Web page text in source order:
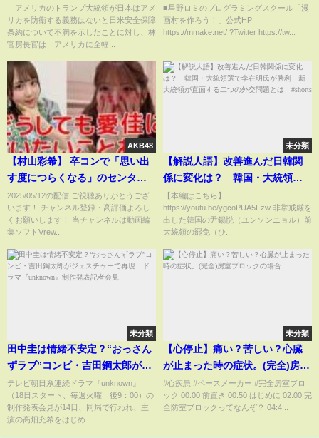
約に不満(2025年3月7日)
アメリカのトランプ大統領が日本はアメ
リカを防衛する義務はないと日米安全保障
条約について不満を示したことに対し、林
官房長官は「アメリカに全幅...
■星野ロミのプログラミングスクール「漫
画村を作ろう！」公式HP
https://mmake.net/ ?Twitter https://tw...
AKB48
【村山彩希】 卒コンで「思い出
す度につらくなる」のセンター
に田口愛佳を選んだ理由が尊く
て泣ける 【AKB48】
2025/05/12の配信 ご視聴ありがとうござ
います！ チャンネル登録・高評価よろし
くお願いします！ 当チャンネルは動画編
集ソフトVrew...
未分類
【解説人語】改善進んだ日韓関
係に変化は？ 韓国・大統領選
で李在明氏が勝利 新大統領が
直面する二つの外交問題とは
#shorts
【本編はこちら】
https://youtu.be/ygcoPUA5Fzw 非常戒厳を
出した韓国の尹錫悦（ユンソンニョル）前
大統領の罷免（ひ...
未分類
田中圭は情緒不安定？“おっさん
ずラブ”コンビ・吉田鋼太郎がジ
ェスチャーで再現 ドラマ
『unknown』制作発表記者会見
テレビ朝日系連続ドラマ『unknown』
（18日スタート、毎週火曜 後9：00）の
制作発表会見が14日、同局で行われ、主
演の高畑充希をはじめ...
未分類
【心停止】痛い？苦しい？心臓
が止まった時の症状。(完全)房室
ブロックの場合
#心疾患 #ペースメーカー #完全房室ブロ
ック 00:00 前置き 00:50 はじめに 02:00 完
全防室ブロックってなんぞ？ 04:4...